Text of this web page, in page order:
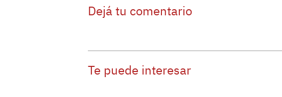
Dejá tu comentario
Te puede interesar